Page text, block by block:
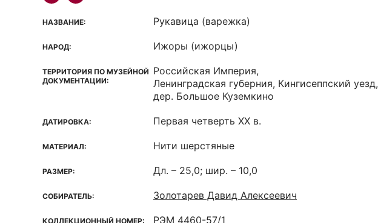
НАЗВАНИЕ: Рукавица (варежка)
НАРОД: Ижоры (ижорцы)
ТЕРРИТОРИЯ ПО МУЗЕЙНОЙ
ДОКУМЕНТАЦИИ:
Российская Империя,
Ленинградская губерния, Кингисеппский уезд,
дер. Большое Куземкино
ДАТИРОВКА: Первая четверть XX в.
МАТЕРИАЛ: Нити шерстяные
РАЗМЕР: Дл. – 25,0; шир. – 10,0
СОБИРАТЕЛЬ: Золотарев Давид Алексеевич
КОЛЛЕКЦИОННЫЙ НОМЕР: РЭМ 4460-57/1